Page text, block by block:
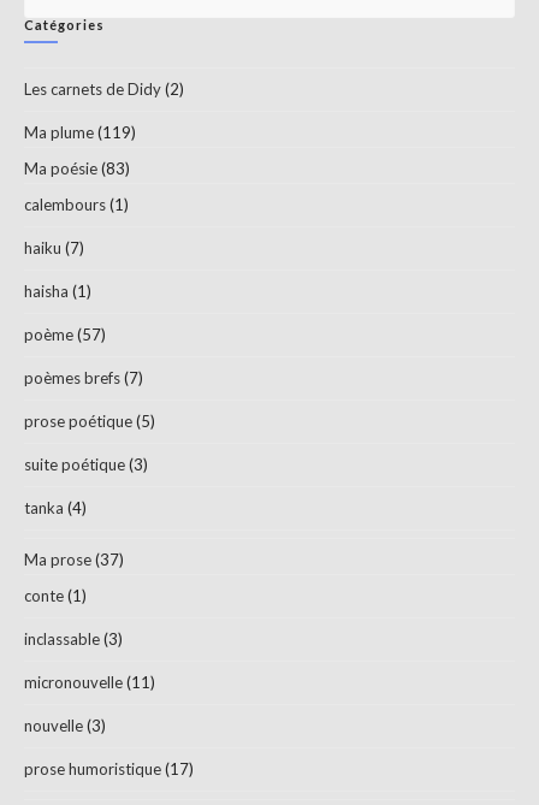
Catégories
Les carnets de Didy(2)
Ma plume(119)
Ma poésie(83)
calembours(1)
haiku (7)
haisha (1)
poème(57)
poèmes brefs(7)
prose poétique(5)
suite poétique(3)
tanka (4)
Ma prose(37)
conte(1)
inclassable(3)
micronouvelle(11)
nouvelle(3)
prose humoristique(17)